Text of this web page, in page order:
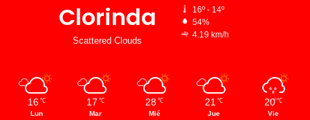
Clorinda
Scattered Clouds
16º - 14º
54%
4.19 km/h
16 ℃
Lun
17 ℃
Mar
28 ℃
Mié
21 ℃
Jue
20 ℃
Vie